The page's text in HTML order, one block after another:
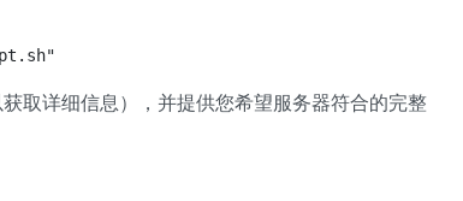
取详细信息），并提供您希望服务器符合的完整